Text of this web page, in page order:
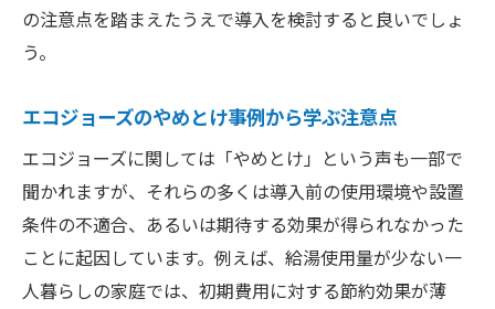
の注意点を踏まえたうえで導入を検討すると良いでしょ
う。
エコジョーズのやめとけ事例から学ぶ注意点
エコジョーズに関しては「やめとけ」という声も一部で
聞かれますが、それらの多くは導入前の使用環境や設置
条件の不適合、あるいは期待する効果が得られなかった
ことに起因しています。例えば、給湯使用量が少ない一
人暮らしの家庭では、初期費用に対する節約効果が薄